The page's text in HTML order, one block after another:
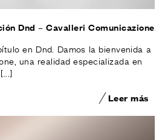
Dnd – Cavalleri Comunicazione
en Dnd. Damos la bienvenida a
una realidad especializada en
Leer más